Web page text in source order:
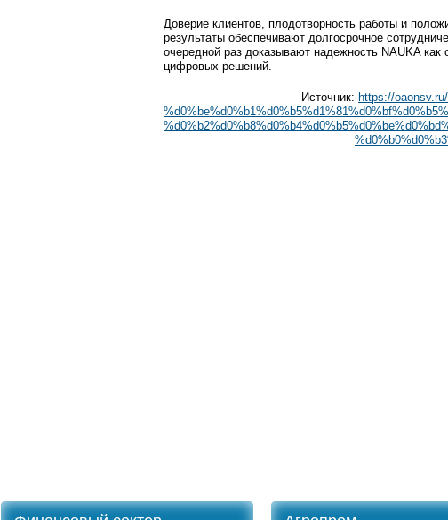
Доверие клиентов, плодотворность работы и
результаты обеспечивают долгосрочное
очередной раз доказывают надежность NAUKA как
цифровых решений.
Источник: https://